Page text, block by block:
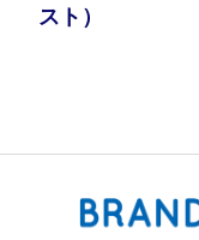
スト）